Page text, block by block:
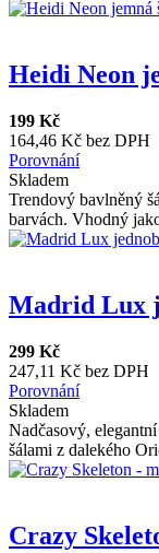
Heidi Neon
199 Kč
164,46 Kč bez DPH
Porovnání
Skladem
Trendový bavlněný
barvách. Vhodný
Madrid Lux
299 Kč
247,11 Kč bez DPH
Porovnání
Skladem
Nadčasový,
šálami z dalekého
Crazy